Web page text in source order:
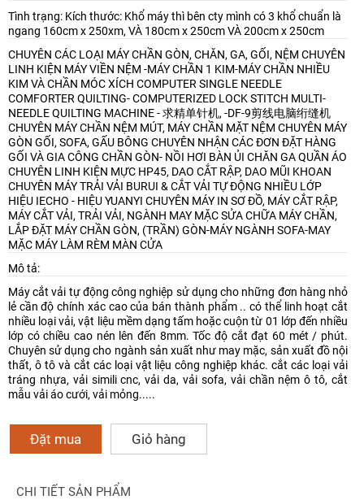
Tình trạng: Kích thước: Khổ máy thì bên cty mình có 3 khổ chuẩn là
ngang 160cm x 250xm, VÀ 180cm x 250cm VÀ 200cm x 250cm
CHUYÊN CÁC LOẠI MÁY CHẦN GÒN, CHĂN, GA, GỐI, NỆM CHUYÊN
LINH KIỆN MÁY VIỀN NỆM -MÁY CHẦN 1 KIM-MÁY CHẦN NHIỀU
KIM VÀ CHẦN MÓC XÍCH COMPUTER SINGLE NEEDLE
COMFORTER QUILTING- COMPUTERIZED LOCK STITCH MULTI-
NEEDLE QUILTING MACHINE - 求精单针机, -DF-9剪线电脑绗缝机
CHUYÊN MÁY CHẦN NỆM MÚT, MÁY CHẦN MẶT NỆM CHUYÊN MÁY
GÒN GỐI, SOFA, GẤU BÔNG CHUYÊN NHẬN CÁC ĐƠN ĐẶT HÀNG
GỐI VÀ GIA CÔNG CHẦN GÒN- NỒI HƠI BÀN ỦI CHĂN GA QUẦN ÁO
CHUYÊN LINH KIỆN MỰC HP45, DAO CẮT RẬP, DAO MŨI KHOAN
CHUYÊN MÁY TRẢI VẢI BURUI & CẮT VẢI TỰ ĐỘNG NHIỀU LỚP
HIỆU IECHO - HIỆU YUANYI CHUYÊN MÁY IN SƠ ĐỒ, MÁY CẮT RẬP,
MÁY CẮT VẢI, TRẢI VẢI, NGÀNH MAY MẶCSỬA CHỮA MÁY CHẦN,
LẮP ĐẶT MÁY CHẦN GÒN, (TRẦN) GÒN-MÁY NGÀNH SOFA-MAY
MẶC MÁY LÀM RÈM MÀN CỬA
Mô tả:
Máy cắt vải tự động công nghiệp sử dụng cho những đơn hàng nhỏ
lẻ cần độ chính xác cao của bán thành phẩm .. có thể linh hoạt cắt
nhiều loại vải, vật liệu mềm dạng tấm hoặc cuộn từ 01 lớp đến nhiều
lớp có chiều cao nén lên đến 8mm. Tốc độ cắt đạt 60 mét / phút.
Chuyên sử dụng cho ngành sản xuất như may mặc, sản xuất đồ nội
thất, ô tô và cắt các loại vật liệu công nghiệp khác. cắt các loại vải
tráng nhựa, vải simili cnc, vải da, vải sofa, vải chần nệm ô tô, cắt
mẫu vải áo cưới, vải mỏng.....
Đặt mua Giỏ hàng
CHI TIẾT SẢN PHẨM